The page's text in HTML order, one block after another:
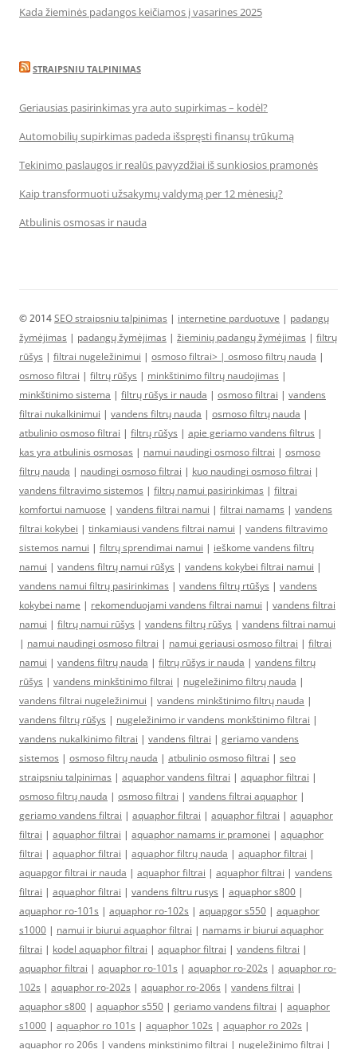
Kada žieminės padangos keičiamos į vasarines 2025
STRAIPSNIU TALPINIMAS
Geriausias pasirinkimas yra auto supirkimas – kodėl?
Automobilių supirkimas padeda išspręsti finansų trūkumą
Tekinimo paslaugos ir realūs pavyzdžiai iš sunkiosios pramonės
Kaip transformuoti užsakymų valdymą per 12 mėnesių?
Atbulinis osmosas ir nauda
© 2014SEO straipsniu talpinimas | internetine parduotuve | padangų
žymėjimas | padangų žymėjimas | žieminių padangų žymėjimas | filtrų
rūšys | filtrai nugeležinimui | osmoso filtrai> | osmoso filtrų nauda |
osmoso filtrai | filtrų rūšys | minkštinimo filtrų naudojimas |
minkštinimo sistema | filtrų rūšys ir nauda | osmoso filtrai | vandens
filtrai nukalkinimui | vandens filtrų nauda | osmoso filtrų nauda |
atbulinio osmoso filtrai | filtrų rūšys | apie geriamo vandens filtrus |
kas yra atbulinis osmosas | namui naudingi osmoso filtrai | osmoso
filtrų nauda | naudingi osmoso filtrai | kuo naudingi osmoso filtrai |
vandens filtravimo sistemos | filtrų namui pasirinkimas | filtrai
komfortui namuose | vandens filtrai namui | filtrai namams | vandens
filtrai kokybei | tinkamiausi vandens filtrai namui | vandens filtravimo
sistemos namui | filtrų sprendimai namui | ieškome vandens filtrų
namui | vandens filtrų namui rūšys | vandens kokybei filtrai namui |
vandens namui filtrų pasirinkimas | vandens filtrų rtūšys | vandens
kokybei name | rekomenduojami vandens filtrai namui | vandens filtrai
namui | filtrų namui rūšys | vandens filtrų rūšys | vandens filtrai namui
| namui naudingi osmoso filtrai | namui geriausi osmoso filtrai | filtrai
namui | vandens filtrų nauda | filtrų rūšys ir nauda | vandens filtrų
rūšys | vandens minkštinimo filtrai | nugeležinimo filtrų nauda |
vandens filtrai nugeležinimui | vandens minkštinimo filtrų nauda |
vandens filtrų rūšys | nugeležinimo ir vandens monkštinimo filtrai |
vandens nukalkinimo filtrai | vandens filtrai | geriamo vandens
sistemos | osmoso filtrų nauda | atbulinio osmoso filtrai | seo
straipsniu talpinimas | aquaphor vandens filtrai | aquaphor filtrai |
osmoso filtrų nauda | osmoso filtrai | vandens filtrai aquaphor |
geriamo vandens filtrai | aquaphor filtrai | aquaphor filtrai | aquaphor
filtrai | aquaphor filtrai | aquaphor namams ir pramonei | aquaphor
filtrai | aquaphor filtrai | aquaphor filtrų nauda | aquaphor filtrai |
aquapgor filtrai ir nauda | aquaphor filtrai | aquaphor filtrai | vandens
filtrai | aquaphor filtrai | vandens filtru rusys | aquaphor s800 |
aquaphor ro-101s | aquaphor ro-102s | aquapgor s550 | aquaphor
s1000 | namui ir biurui aquaphor filtrai | namams ir biurui aquaphor
filtrai | kodel aquaphor filtrai | aquaphor filtrai | vandens filtrai |
aquaphor filtrai | aquaphor ro-101s | aquaphor ro-202s | aquaphor ro-
102s | aquaphor ro-202s | aquaphor ro-206s | vandens filtrai |
aquaphor s800 | aquaphor s550 | geriamo vandens filtrai | aquaphor
s1000 | aquaphor ro 101s | aquaphor 102s | aquaphor ro 202s |
aquaphor ro 206s | vandens minkstinimo filtrai | nugeležinimo filtrai |